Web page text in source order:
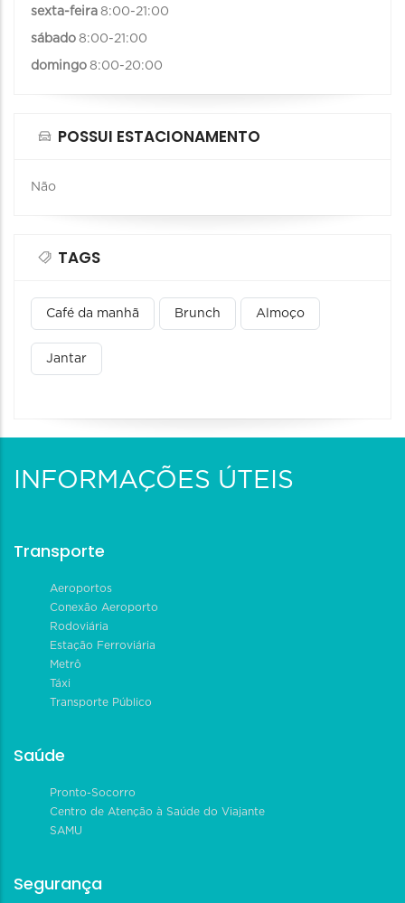
sexta-feira 8:00-21:00
sábado 8:00-21:00
domingo 8:00-20:00
POSSUI ESTACIONAMENTO
Não
TAGS
Café da manhã Brunch Almoço
Jantar
INFORMAÇÕES ÚTEIS
Transporte
Aeroportos
Conexão Aeroporto
Rodoviária
Estação Ferroviária
Metrô
Táxi
Transporte Público
Saúde
Pronto-Socorro
Centro de Atenção à Saúde do Viajante
SAMU
Segurança